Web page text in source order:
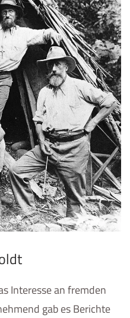
Interesse an fremden
gab es Berichte